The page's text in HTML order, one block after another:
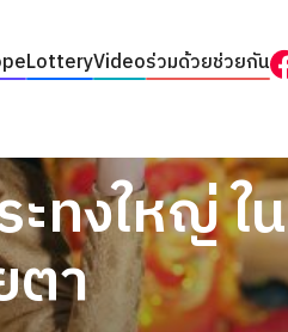
LotteryVideoร่วมด้วยช่วยกัน
ทงใหญ่ ใน
ตา